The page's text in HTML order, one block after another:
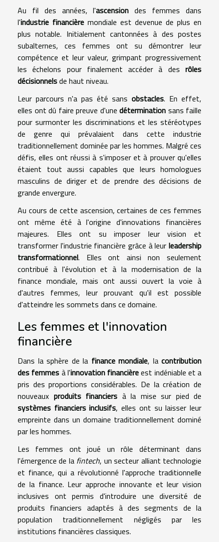
Au fil des années, l'ascension des femmes dans
l'industrie financière mondiale est devenue de plus en
plus notable. Initialement cantonnées à des postes
subalternes, ces femmes ont su démontrer leur
compétence et leur valeur, grimpant progressivement
les échelons pour finalement accéder à des rôles
décisionnelsde haut niveau.
Leur parcours n'a pas été sans obstacles. En effet,
elles ont dû faire preuve d'une détermination sans faille
pour surmonter les discriminations et les stéréotypes
de genre qui prévalaient dans cette industrie
traditionnellement dominée par les hommes. Malgré ces
défis, elles ont réussi à s'imposer et à prouver qu'elles
étaient tout aussi capables que leurs homologues
masculins de diriger et de prendre des décisions de
grande envergure.
Au cours de cette ascension, certaines de ces femmes
ont même été à l'origine d'innovations financières
majeures. Elles ont su imposer leur vision et
transformer l'industrie financière grâce à leur leadership
transformationnel. Elles ont ainsi non seulement
contribué à l'évolution et à la modernisation de la
finance mondiale, mais ont aussi ouvert la voie à
d'autres femmes, leur prouvant qu'il est possible
d'atteindre les sommets dans ce domaine.
Les femmes et l'innovation
financière
Dans la sphère de la finance mondiale, la contribution
des femmes à l'innovation financièreest indéniable et a
pris des proportions considérables. De la création de
nouveaux produits financiers à la mise sur pied de
systèmes financiers inclusifs, elles ont su laisser leur
empreinte dans un domaine traditionnellement dominé
par les hommes.
Les femmes ont joué un rôle déterminant dans
l'émergence de la fintech, un secteur alliant technologie
et finance, qui a révolutionné l'approche traditionnelle
de la finance. Leur approche innovante et leur vision
inclusives ont permis d'introduire une diversité de
produits financiers adaptés à des segments de la
population traditionnellement négligés par les
institutions financières classiques.